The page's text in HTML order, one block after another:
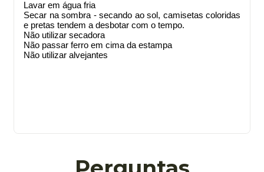
Lavar em água fria
Secar na sombra - secando ao sol, camisetas coloridas
e pretas tendem a desbotar com o tempo.
Não utilizar secadora
Não passar ferro em cima da estampa
Não utilizar alvejantes